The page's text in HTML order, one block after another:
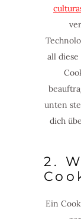
all diese
unten
dich
2.
Ein